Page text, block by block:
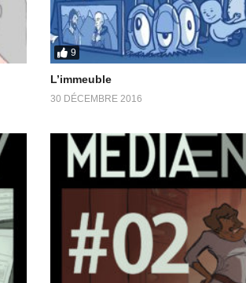
9
L’immeuble
30 DÉCEMBRE 2016